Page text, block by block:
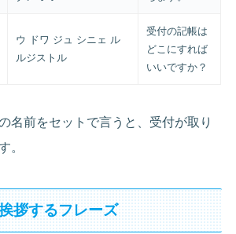
ウ ドワ ジュ シニェ ル
ルジストル
受付の記帳は
どこにすれば
いいですか？
名前をセットで言うと、受付が取り
。
拶するフレーズ